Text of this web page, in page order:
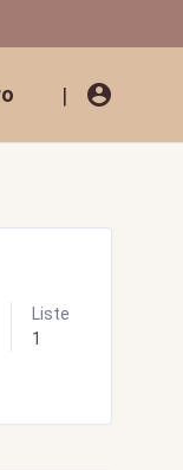
| account_circle
Liste
1